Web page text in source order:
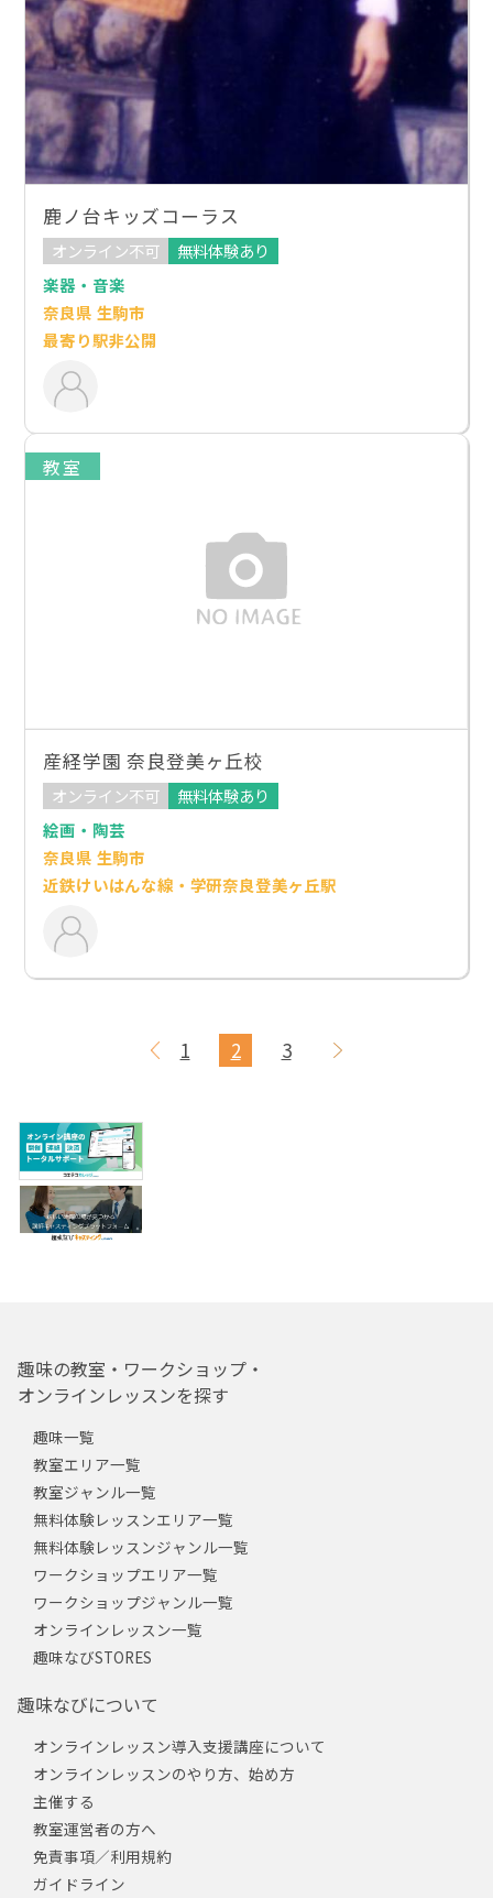
鹿ノ台キッズコーラス
オンライン不可
無料体験あり
楽器・音楽
奈良県 生駒市
最寄り駅非公開
教室
産経学園 奈良登美ヶ丘校
オンライン不可
無料体験あり
絵画・陶芸
奈良県 生駒市
近鉄けいはんな線・学研奈良登美ヶ丘駅
1 2 3
趣味の教室・ワークショップ・
オンラインレッスンを探す
趣味一覧
教室エリア一覧
教室ジャンル一覧
無料体験レッスンエリア一覧
無料体験レッスンジャンル一覧
ワークショップエリア一覧
ワークショップジャンル一覧
オンラインレッスン一覧
趣味なびSTORES
趣味なびについて
オンラインレッスン導入支援講座について
オンラインレッスンのやり方、始め方
主催する
教室運営者の方へ
免責事項／利用規約
ガイドライン